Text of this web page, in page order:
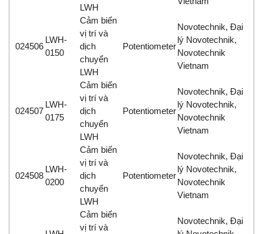
LWH
024506
LWH-
0150
Cảm biến
vị trí và
dịch
chuyển
LWH
Potentiometer
Novotechnik, Đại
lý Novotechnik,
Novotechnik
Vietnam
024507
LWH-
0175
Cảm biến
vị trí và
dịch
chuyển
LWH
Potentiometer
Novotechnik, Đại
lý Novotechnik,
Novotechnik
Vietnam
024508
LWH-
0200
Cảm biến
vị trí và
dịch
chuyển
LWH
Potentiometer
Novotechnik, Đại
lý Novotechnik,
Novotechnik
Vietnam
Cảm biến
vị trí và
Novotechnik, Đại